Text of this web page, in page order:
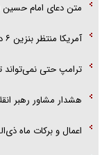
متن دعای امام حسین
آمریکا منتظر بنزین ۶ دلاری باشد
ترامپ حتی نمی‌تواند
هشدار مشاور رهبر
اعمال و برکات ماه